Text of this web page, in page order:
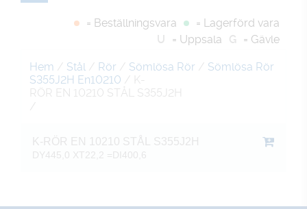
= Beställningsvara
= Lagerförd vara
U
= Uppsala G = Gävle
Hem / Stål / Rör / Sömlösa Rör / Sömlösa Rör
S355J2H En10210 / K-
RÖR EN 10210 STÅL S355J2H
/
K-RÖR EN 10210 STÅL S355J2H
DY445,0 XT22,2 =DI400,6